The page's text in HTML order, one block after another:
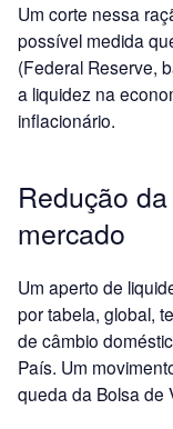
Um corte nessa
possível medida
(Federal Reserve,
a liquidez na
inflacionário.
Redução
mercado
Um aperto de
por tabela, global,
de câmbio
País. Um
queda da Bolsa de